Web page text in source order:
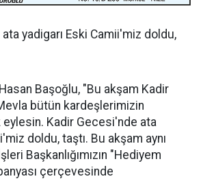
yadigarı Eski Camii'miz doldu,
Başoğlu, "Bu akşam Kadir
bütün kardeşlerimizin
Kadir Gecesi'nde ata
doldu, taştı. Bu akşam aynı
Başkanlığımızın "Hediyem
çerçevesinde